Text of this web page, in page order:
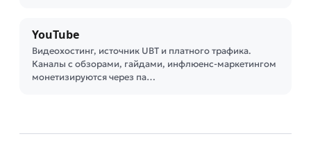
YouTube
Видеохостинг, источник UBT и платного трафика.
Каналы с обзорами, гайдами, инфлюенс-маркетингом
монетизируются через па…